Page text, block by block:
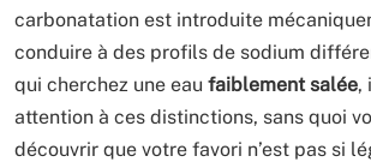
carbonatation est introduite
conduire à des profils de sodium
qui cherchez une eau faiblement salée,
attention à ces distinctions, sans quoi
découvrir que votre favori n’est pas si